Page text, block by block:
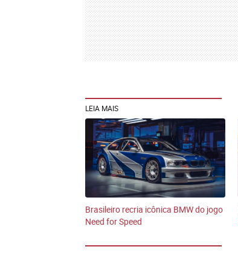
LEIA MAIS
Brasileiro recria icônica BMW do jogo
Need for Speed